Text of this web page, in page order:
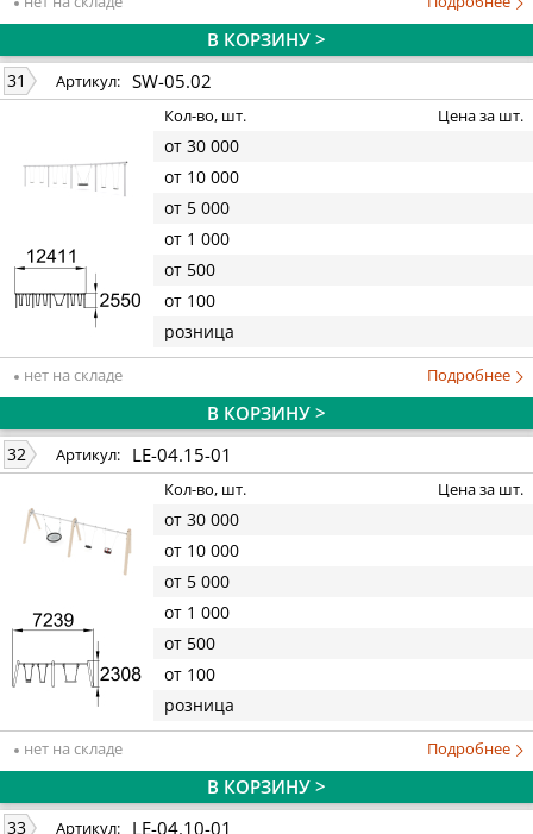
В КОРЗИНУ >
31 Артикул: SW-05.02
Кол-во, шт. Цена за шт.
от 30 000
от 10 000
от 5 000
от 1 000
от 500
от 100
розница
нет на складе Подробнее
В КОРЗИНУ >
32 Артикул: LE-04.15-01
Кол-во, шт. Цена за шт.
от 30 000
от 10 000
от 5 000
от 1 000
от 500
от 100
розница
нет на складе Подробнее
В КОРЗИНУ >
33 Артикул: LE-04.10-01